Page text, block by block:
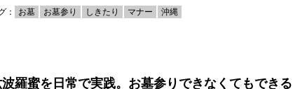
： お墓 お墓参り しきたり マナー 沖縄
羅蜜を日常で実践。お墓参りできなくてもできる